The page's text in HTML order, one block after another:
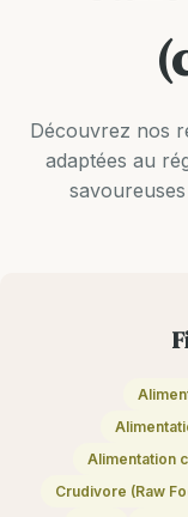
Découvrez nos
adaptées au
Alimentation
Crudivore (Raw